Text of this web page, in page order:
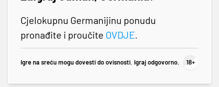
Cjelokupnu Germanijinu ponudu
pronađite i proučite OVDJE.
Igre na sreću mogu dovesti do ovisnosti. Igraj odgovorno.